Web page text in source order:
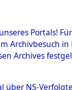
Portals!
Archivbesuch
Archives
über NS-